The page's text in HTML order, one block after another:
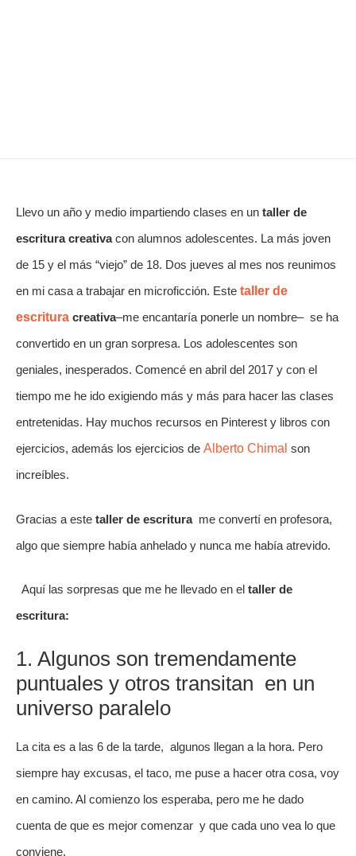
Llevo un año y medio impartiendo clases en un taller de
escritura creativacon alumnos adolescentes. La más joven
de 15 y el más “viejo” de 18. Dos jueves al mes nos reunimos
en mi casa a trabajar en microficción. Este taller de
escritura creativa–me encantaría ponerle un nombre– se ha
convertido en un gran sorpresa. Los adolescentes son
geniales, inesperados. Comencé en abril del 2017 y con el
tiempo me he ido exigiendo más y más para hacer las clases
entretenidas. Hay muchos recursos en Pinterest y libros con
ejercicios, además los ejercicios de Alberto Chimal son
increíbles.
Gracias a este taller de escriturame convertí en profesora,
algo que siempre había anhelado y nunca me había atrevido.
Aquí las sorpresas que me he llevado en el taller de
escritura:
1. Algunos son tremendamente
puntuales y otros transitan en un
universo paralelo
La cita es a las 6 de la tarde, algunos llegan a la hora. Pero
siempre hay excusas, el taco, me puse a hacer otra cosa, voy
en camino. Al comienzo los esperaba, pero me he dado
cuenta de que es mejor comenzar y que cada uno vea lo que
conviene.